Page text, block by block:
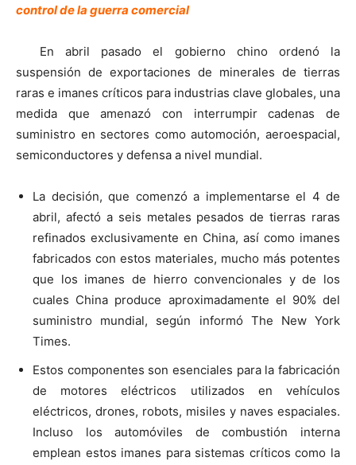
control de la guerra comercial
En abril pasado el gobierno chino ordenó la
suspensión de exportaciones de minerales de tierras
raras e imanes críticos para industrias clave globales, una
medida que amenazó con interrumpir cadenas de
suministro en sectores como automoción, aeroespacial,
semiconductores y defensa a nivel mundial.
La decisión, que comenzó a implementarse el 4 de
abril, afectó a seis metales pesados de tierras raras
refinados exclusivamente en China, así como imanes
fabricados con estos materiales, mucho más potentes
que los imanes de hierro convencionales y de los
cuales China produce aproximadamente el 90% del
suministro mundial, según informó The New York
Times.
Estos componentes son esenciales para la fabricación
de motores eléctricos utilizados en vehículos
eléctricos, drones, robots, misiles y naves espaciales.
Incluso los automóviles de combustión interna
emplean estos imanes para sistemas críticos como la